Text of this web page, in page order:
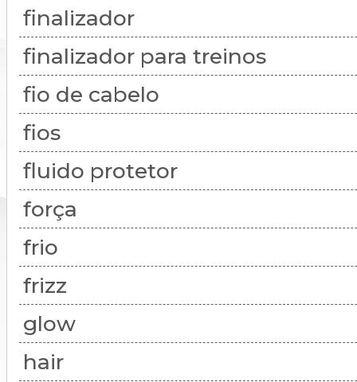
finalizador
finalizador para treinos
fio de cabelo
fios
fluido protetor
força
frio
frizz
glow
hair